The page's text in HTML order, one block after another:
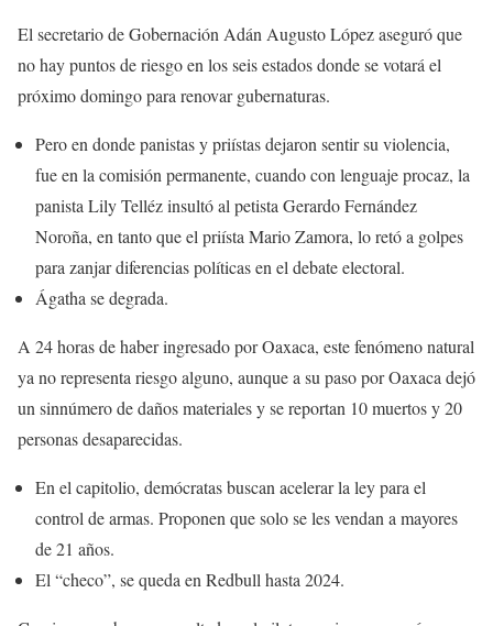
El secretario de Gobernación Adán Augusto López aseguró que
no hay puntos de riesgo en los seis estados donde se votará el
próximo domingo para renovar gubernaturas.
Pero en donde panistas y priístas dejaron sentir su violencia,
fue en la comisión permanente, cuando con lenguaje procaz, la
panista Lily Telléz insultó al petista Gerardo Fernández
Noroña, en tanto que el priísta Mario Zamora, lo retó a golpes
para zanjar diferencias políticas en el debate electoral.
Ágatha se degrada.
A 24 horas de haber ingresado por Oaxaca, este fenómeno natural
ya no representa riesgo alguno, aunque a su paso por Oaxaca dejó
un sinnúmero de daños materiales y se reportan 10 muertos y 20
personas desaparecidas.
En el capitolio, demócratas buscan acelerar la ley para el
control de armas. Proponen que solo se les vendan a mayores
de 21 años.
El “checo”, se queda en Redbull hasta 2024.